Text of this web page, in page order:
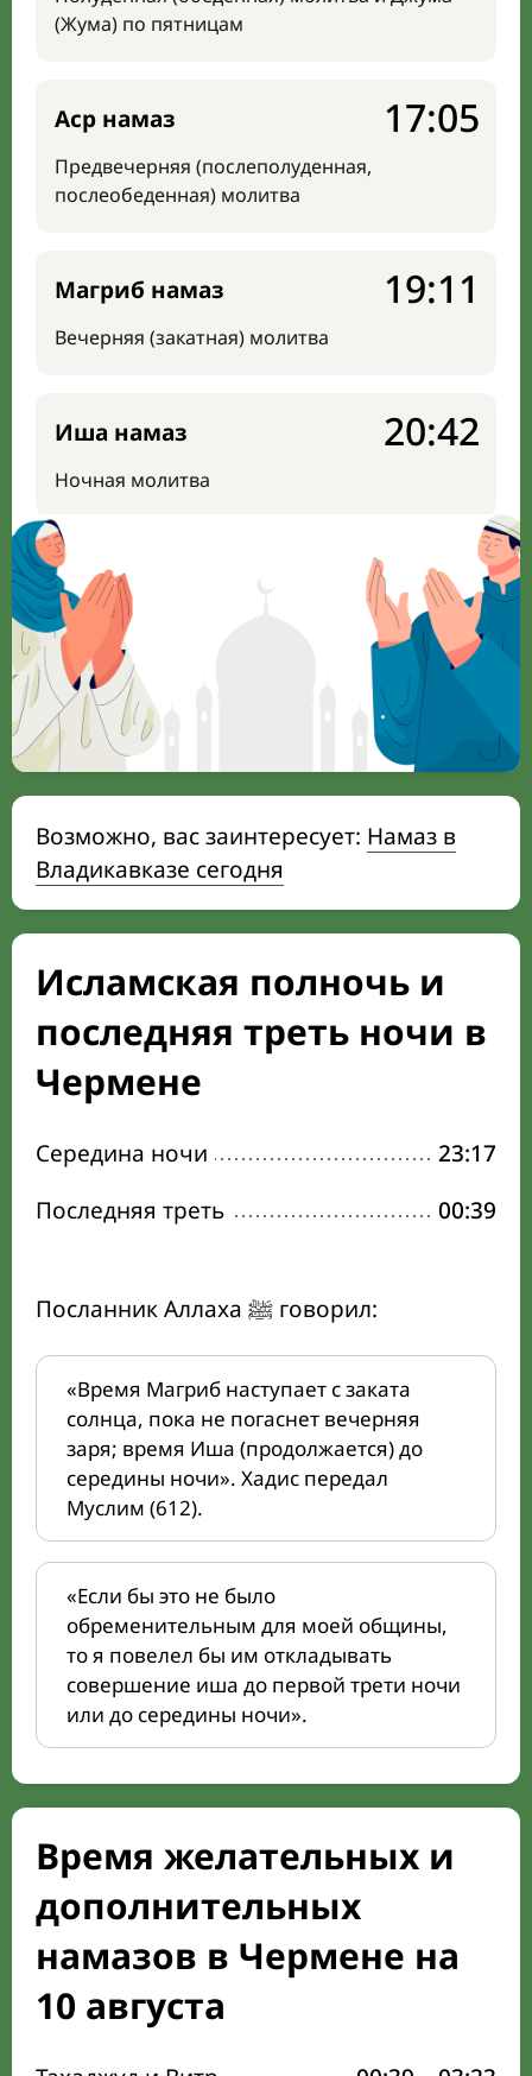
(Жума) по пятницам
Аср намаз
Предвечерняя (послеполуденная,
послеобеденная) молитва
17:05
Магриб намаз
Вечерняя (закатная) молитва
19:11
Иша намаз
Ночная молитва
20:42
Возможно, вас заинтересует: Намаз в
Владикавказе сегодня
Исламская полночь и
последняя треть ночи в
Чермене
Середина ночи
23:17
Последняя треть
00:39
Посланник Аллаха ﷺ говорил:
«Время Магриб наступает с заката
солнца, пока не погаснет вечерняя
заря; время Иша (продолжается) до
середины ночи». Хадис передал
Муслим (612).
«Если бы это не было
обременительным для моей общины,
то я повелел бы им откладывать
совершение иша до первой трети ночи
или до середины ночи».
Время желательных и
дополнительных
намазов в Чермене на
10 августа